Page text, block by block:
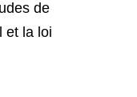
de
et la loi